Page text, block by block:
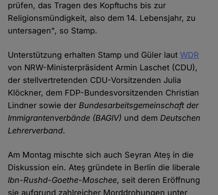
prüfen, das Tragen des Kopftuchs bis zur
Religionsmündigkeit, also dem 14. Lebensjahr, zu
untersagen", so Stamp.
Unterstützung erhalten Stamp und Güler lautWDR
von NRW-Ministerpräsident Armin Laschet (CDU),
der stellvertretenden CDU-Vorsitzenden Julia
Klöckner, dem FDP-Bundesvorsitzenden Christian
Lindner sowie derBundesarbeitsgemeinschaft der
Immigrantenverbände (BAGIV) und demDeutschen
Lehrerverband.
Am Montag mischte sich auch Seyran Ateş in die
Diskussion ein. Ateş gründete in Berlin die liberale
Ibn-Rushd-Goethe-Moschee, seit deren Eröffnung
sie aufgrund zahlreicher Morddrohungen unter